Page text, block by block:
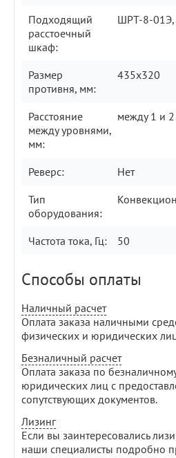
Подходящий
расстоечный
шкаф:
ШРТ-8-
Размер
противня, мм:
435х320
Расстояние
между уровнями,
мм:
между 1 и
Реверс:
Нет
Тип
оборудования:
Частота тока, Гц: 50
Способы оплаты
Наличный расчет
Оплата заказа наличными
физических и юридических
Безналичный расчет
Оплата заказа по
юридических лиц с
сопутствующих документов.
Лизинг
Если вы заинтересовались
наши специалисты подробно